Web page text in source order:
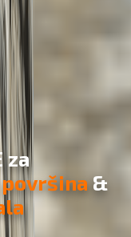
za
&